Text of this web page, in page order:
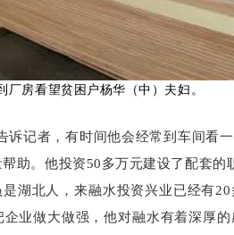
厂房看望贫困户杨华（中）夫妇。
诉记者，有时间他会经常到车间看
助。他投资50多万元建设了配套的
是湖北人，来融水投资兴业已经有
企业做大做强，他对融水有着深厚